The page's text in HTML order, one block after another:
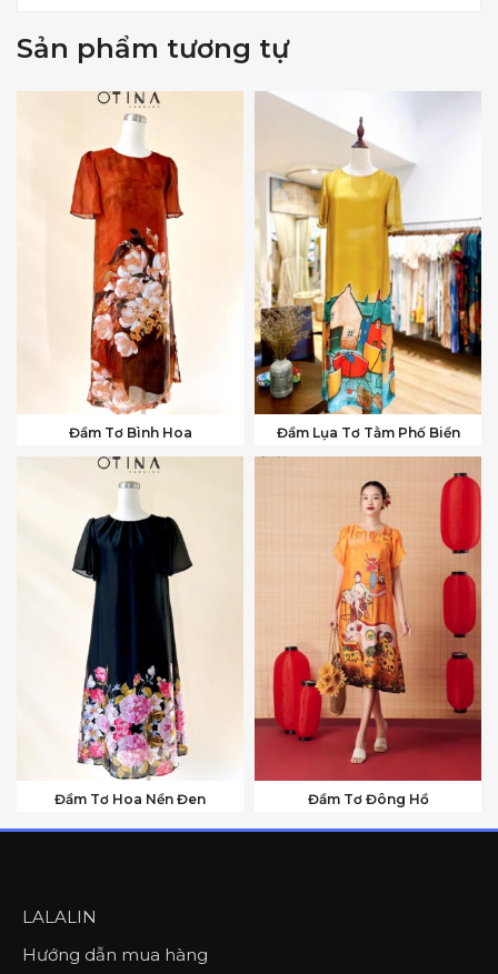
Sản phẩm tương tự
Đầm Tơ Bình Hoa Đầm Lụa Tơ Tằm Phố Biển
Đầm Tơ Hoa Nền Đen Đầm Tơ Đông Hồ
LALALIN
Hướng dẫn mua hàng